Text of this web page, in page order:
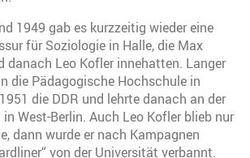
1949 gab es kurzzeitig wieder eine
für Soziologie in Halle, die Max
danach Leo Kofler innehatten. Langer
die Pädagogische Hochschule in
die DDR und lehrte danach an der
West-Berlin. Auch Leo Kofler blieb nur
dann wurde er nach Kampagnen
von der Universität verbannt.